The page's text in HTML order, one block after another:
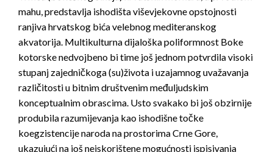
mahu, predstavlja ishodišta viševjekovne opstojnosti
ranjiva hrvatskog bića velebnog mediteranskog
akvatorija. Multikulturna dijaloška poliformnost Boke
kotorske nedvojbeno bi time još jednom potvrdila visoki
stupanj zajedničkoga (su)života i uzajamnog uvažavanja
različitosti u bitnim društvenim međuljudskim
konceptualnim obrascima. Usto svakako bi još obzirnije
produbila razumijevanja kao ishodišne točke
koegzistencije naroda na prostorima Crne Gore,
ukazujući na još neiskorištene mogućnosti ispisivanja